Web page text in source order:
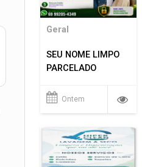
Geral
SEU NOME LIMPO
PARCELADO
Ontem